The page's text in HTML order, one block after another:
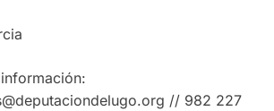
// 982 227